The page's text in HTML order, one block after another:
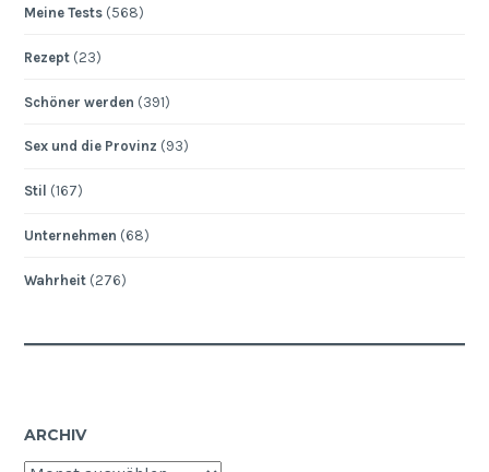
Meine Tests (568)
Rezept (23)
Schöner werden (391)
Sex und die Provinz (93)
Stil (167)
Unternehmen (68)
Wahrheit (276)
ARCHIV